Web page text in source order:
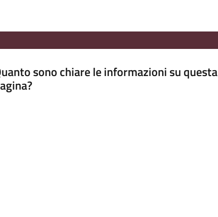
sono chiare le informazioni su questa